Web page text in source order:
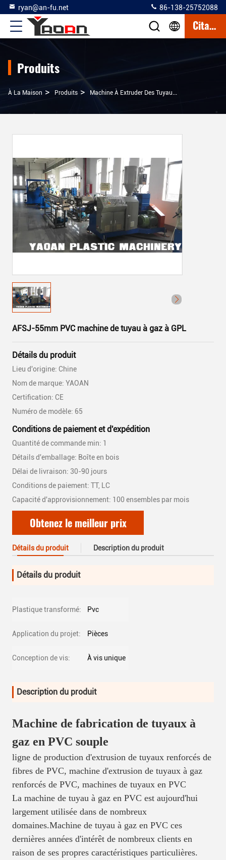
ryan@an-fu.net 86-138-25752088
Citation
Produits
À La Maison > Produits > Machine À Extruder Des Tuyaux En Plastique
AFSJ-55mm PVC machine de tuyau à gaz à GPL
Détails du produit
Lieu d'origine: Chine
Nom de marque: YAOAN
Certification: CE
Numéro de modèle: 65
Conditions de paiement et d'expédition
Quantité de commande min: 1
Détails d'emballage: Boîte en bois
Délai de livraison: 30-90 jours
Conditions de paiement: TT, LC
Capacité d'approvisionnement: 100 ensembles par mois
Obtenez le meilleur prix
Détails du produit Description du produit
Détails du produit
Plastique transformé: Pvc
Application du projet: Pièces
Conception de vis: À vis unique
Description du produit
Machine de fabrication de tuyaux à
gaz en PVC souple
ligne de production d'extrusion de tuyaux renforcés de
fibres de PVC, machine d'extrusion de tuyaux à gaz
renforcés de PVC, machines de tuyaux en PVC
La machine de tuyau à gaz en PVC est aujourd'hui
largement utilisée dans de nombreux
domaines.Machine de tuyau à gaz en PVC ces
dernières années d'intérêt de nombreux clients en
raison de ses propres caractéristiques particulières.